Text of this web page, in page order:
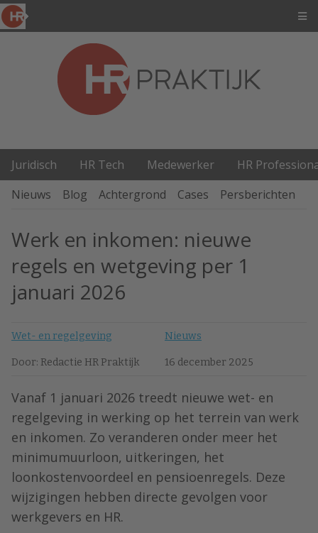
Juridisch HR Tech Medewerker
HR
Nieuws
Blog Achtergrond Cases Persberichten
Werk en inkomen: nieuwe
regels en wetgeving per 1
januari 2026
Wet- en regelgeving Nieuws
Door: Redactie HR Praktijk 16 december 2025
Vanaf 1 januari 2026 treedt nieuwe wet- en
regelgeving in werking op het terrein van werk
en inkomen. Zo veranderen onder meer het
minimumuurloon, uitkeringen, het
loonkostenvoordeel en pensioenregels. Deze
wijzigingen hebben directe gevolgen voor
werkgevers en HR.